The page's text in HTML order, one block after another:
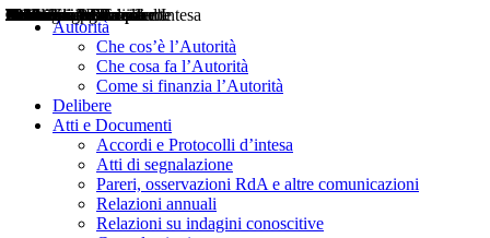
Autorità
Che cos’è l’Autorità
Che cosa fa l’Autorità
Come si finanzia l’Autorità
Delibere
Atti e Documenti
Accordi e Protocolli d’intesa
Atti di segnalazione
Pareri, osservazioni RdA e altre comunicazioni
Relazioni annuali
Relazioni su indagini conoscitive
Delibere
Pareri
Consultazioni
Audizioni
Atti di Segnalazione
Accordi e Protocolli d'Intesa
Relazioni annuali
Misure di regolazione
Notizie
Comunicati Stampa
Bollettini ART
Convegni ART
Interviste del Presidente
Articoli in primo piano
Interventi del Presidente
2004
2005
2010
2013
2014
2015
2016
2017
2018
2019
202
2020
2021
2022
2023
2024
2025
2026
Aereo
Marittimo
Terrestre